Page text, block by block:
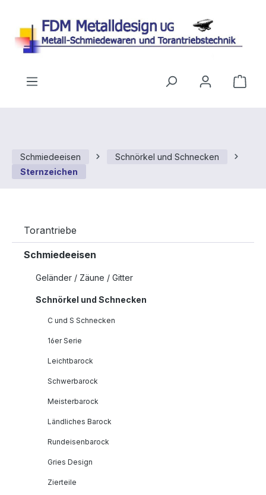
Schmiedeeisen
Schnörkel und Schnecken
Sternzeichen
Torantriebe
Schmiedeeisen
Geländer / Zäune / Gitter
Schnörkel und Schnecken
C und S Schnecken
16er Serie
Leichtbarock
Schwerbarock
Meisterbarock
Ländliches Barock
Rundeisenbarock
Gries Design
Zierteile